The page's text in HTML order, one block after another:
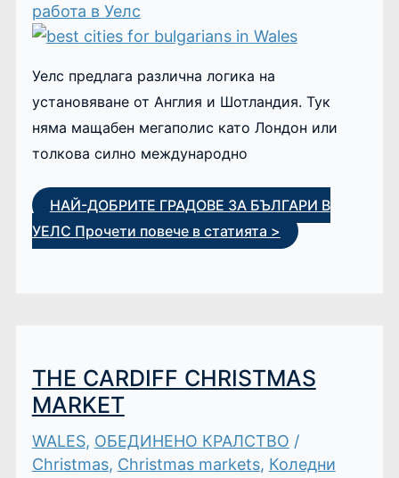
работа в Уелс
Уелс предлага различна логика на
установяване от Англия и Шотландия. Тук
няма мащабен мегаполис като Лондон или
толкова силно международно
НАЙ-ДОБРИТЕ ГРАДОВЕ ЗА БЪЛГАРИ В
УЕЛС Прочети повече в статията >
THE CARDIFF CHRISTMAS
MARKET
WALES, ОБЕДИНЕНО КРАЛСТВО /
Christmas, Christmas markets, Коледни